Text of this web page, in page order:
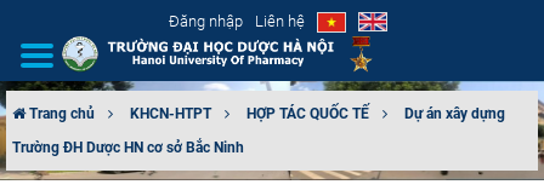
Đăng nhập Liên hệ
GIỚI THIỆU
Trang chủ KHCN-HTPT HỢP TÁC QUỐC TẾ
Dự án xây dựng
Trường ĐH Dược HN cơ sở Bắc Ninh